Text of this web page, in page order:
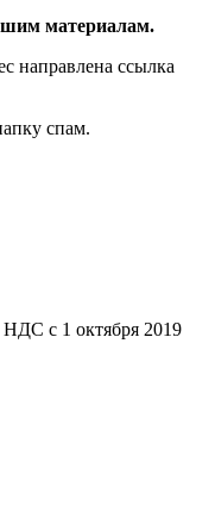
материалам.
направлена ссылка
спам.
НДС с 1 октября 2019